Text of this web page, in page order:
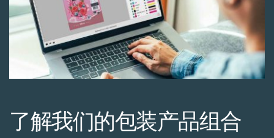
了解我们的包装产品组合